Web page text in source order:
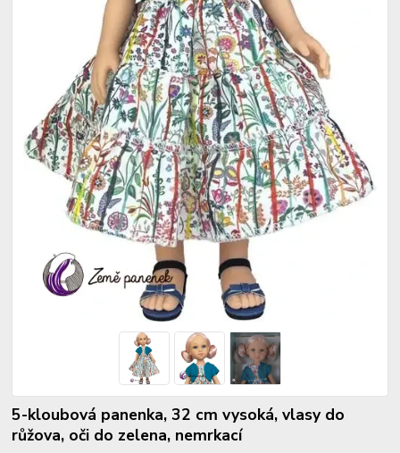
5-kloubová panenka, 32 cm vysoká, vlasy do
růžova, oči do zelena, nemrkací